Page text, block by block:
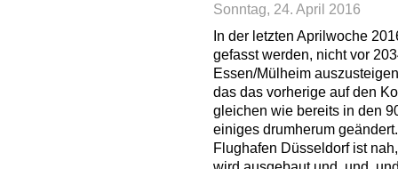
Sonntag, 24. April 2016
In der letzten Aprilwoche
gefasst werden, nicht vor
Essen/Mülheim
das das vorherige auf den
gleichen wie bereits in den
einiges drumherum
Flughafen Düsseldorf ist